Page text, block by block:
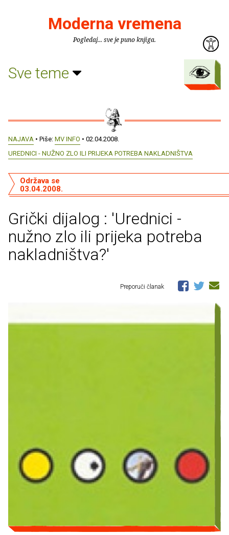
Moderna vremena
Pogledaj... sve je puno knjiga.
Sve teme
NAJAVA • Piše: MV INFO • 02.04.2008.
UREDNICI - NUŽNO ZLO ILI PRIJEKA POTREBA NAKLADNIŠTVA
Grički dijalog : 'Urednici -
nužno zlo ili prijeka potreba
nakladništva?'
Održava se
03.04.2008.
Preporuči članak